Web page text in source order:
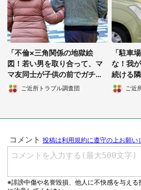
「不倫×三角関係の地獄絵
図！若い男を取り合って、マ
マ友同士が子供の前でガチ喧
嘩」（岩手県・50代女性）
ご近所トラブル調査団
「駐車
な！我
続ける
海道・
ご近